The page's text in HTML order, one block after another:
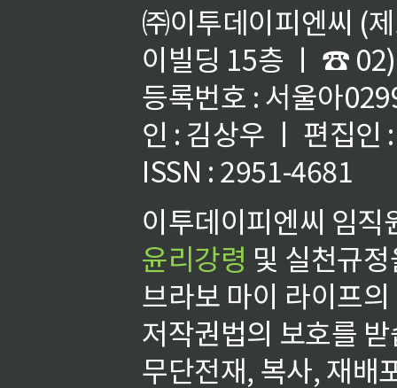
㈜이투데이피엔씨 (
이빌딩 15층 ㅣ ☎
등록번호 : 서울아
인 : 김상우 ㅣ 편집인
ISSN : 2951-4681
이투데이피엔씨 임
윤리강령 및 실천규
브라보 마이 라이프
저작권법의 보호를
무단전재, 복사, 재배